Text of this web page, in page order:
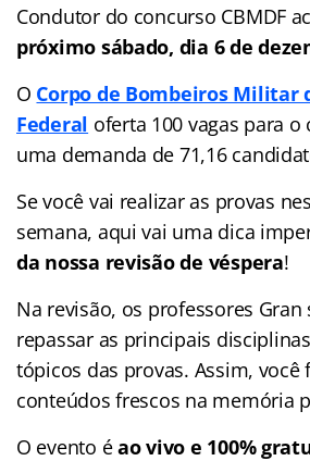
Condutor do concurso CBMDF
próximo sábado, dia 6 de
O Corpo de Bombeiros Militar
Federal oferta 100 vagas para
uma demanda de 71,16
Se você vai realizar as provas
semana, aqui vai uma dica
da nossa revisão de véspera!
Na revisão, os professores
repassar as principais
tópicos das provas. Assim, você
conteúdos frescos na memória
O evento éao vivo e 100%